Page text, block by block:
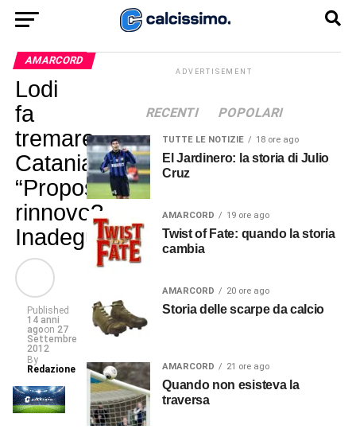
AMARCORD
Lodi
fa
tremare
Catania:
“Proposta
rinnovo?
Inadeguata”
Published
14 anni
agoon 27
Settembre
2012
By
Redazione
ADVERTISEMENT
RECENTI POPOLARI
TUTTE LE NOTIZIE 18 ore ago
El Jardinero: la storia di Julio
Cruz
AMARCORD 19 ore ago
Twist of Fate: quando la storia
cambia
AMARCORD 20 ore ago
Storia delle scarpe da calcio
AMARCORD 21 ore ago
Quando non esisteva la
traversa